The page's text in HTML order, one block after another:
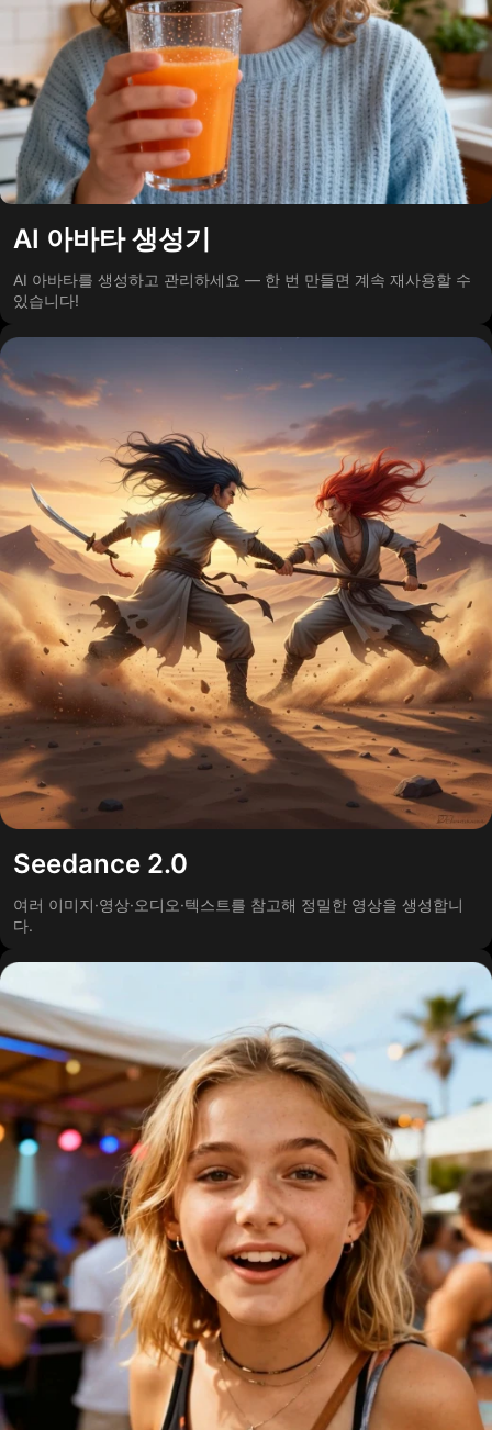
AI 아바타 생성기
AI 아바타를 생성하고 관리하세요 — 한 번 만들면 계속 재사용할 수
있습니다!
Seedance 2.0
여러 이미지·영상·오디오·텍스트를 참고해 정밀한 영상을 생성합니
다.